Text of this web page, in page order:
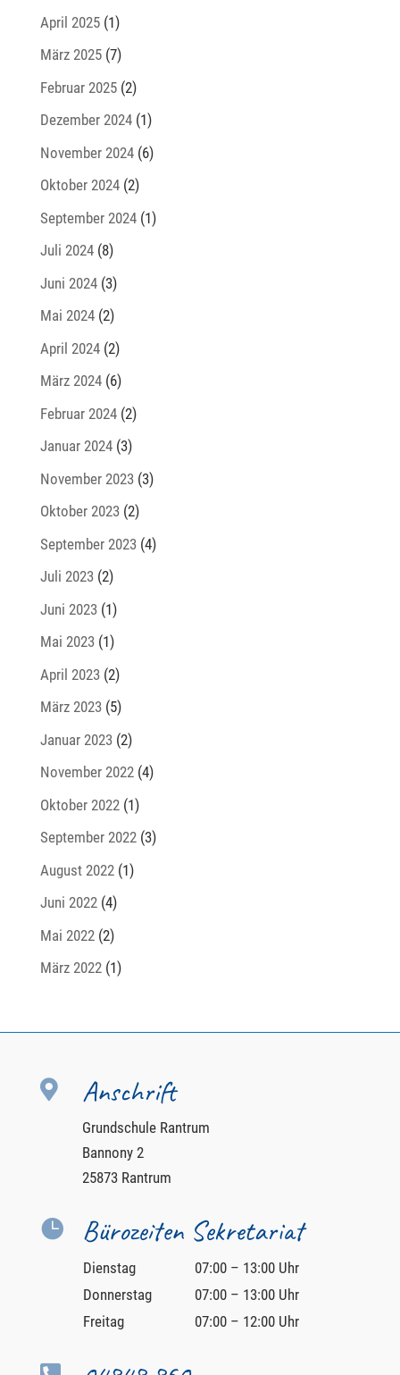
April 2025(1)
März 2025(7)
Februar 2025(2)
Dezember 2024(1)
November 2024(6)
Oktober 2024(2)
September 2024(1)
Juli 2024(8)
Juni 2024(3)
Mai 2024(2)
April 2024(2)
März 2024(6)
Februar 2024(2)
Januar 2024(3)
November 2023(3)
Oktober 2023(2)
September 2023(4)
Juli 2023(2)
Juni 2023(1)
Mai 2023(1)
April 2023(2)
März 2023(5)
Januar 2023(2)
November 2022(4)
Oktober 2022(1)
September 2022(3)
August 2022(1)
Juni 2022(4)
Mai 2022(2)
März 2022(1)
 Anschrift
Grundschule Rantrum
Bannony 2
25873 Rantrum
 Bürozeiten Sekretariat
Dienstag
07:00 – 13:00 Uhr
Donnerstag
07:00 – 13:00 Uhr
Freitag
07:00 – 12:00 Uhr